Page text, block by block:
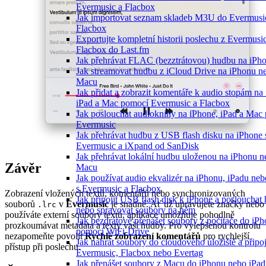
Evermusic a Flacbox
Jak importovat seznam skladeb M3U do
Flacbox
Exportujte kompletní historii poslechu z
Flacbox do Last.fm
Jak přehrávat FLAC (bezztrátovou) hudbu na
Jak streamovat hudbu z iCloud Drive na iPhonu
Macu
Jak přidat a zobrazit komentáře k audio stopám na
iPad a Mac pomocí Evermusic a Flacbox
Jak poslouchat audioknihy na iPhone, iPad a Mac
Evermusic
Jak přehrávat hudbu z USB flash disku na iPhone
Evermusic a iXpand od SanDisk
Jak přehrávat lokální hudbu uloženou na iPhonu
Macu
Jak používat audio ekvalizér na iPhonu, iPadu
s Evermusic a Flacbox
Jak připojit USB flash disk k iPhone a poslouchat
nebo spravovat soubory na něm
Jak bezdrátově přenášet soubory z počítače do
pomocí WiFi-Drive
Jak nahrát soubory do cloudového úložiště a
Evermusic, Flacbox nebo Evertag
Jak přenášet soubory z Macu do iPhonu nebo
Závěr
Zobrazení vložených textů, komentářů nebo synchronizovaných
souborů .lrc v Evermusicje snadné. Ať už upravujete značky nebo
používáte externí soubory textů, aplikace umožňuje pohodlně
prozkoumávat metadata a texty vaší hudby. Pro vylepšenou kontrolu
nezapomeňte povolitRychlé zobrazení komentářů pro rychlejší
přístup při poslechu.